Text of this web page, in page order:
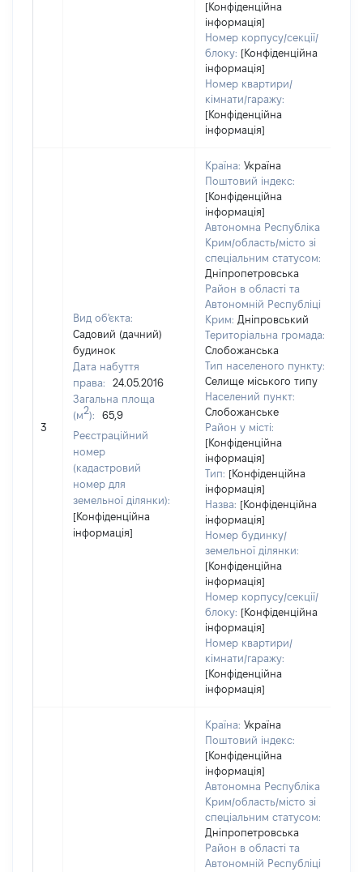
[Конфіденційна
інформація]
Номер корпусу/секції/
блоку: [Конфіденційна
інформація]
Номер квартири/
кімнати/гаражу:
[Конфіденційна
інформація]
3
Вид об'єкта:
Садовий (дачний)
будинок
Дата набуття
права:
24.05.2016
Загальна площа
(м2):
65,9
Реєстраційний
номер
(кадастровий
номер для
земельної ділянки):
[Конфіденційна
інформація]
Країна: Україна
Поштовий індекс:
[Конфіденційна
інформація]
Автономна Республіка
Крим/область/місто зі
спеціальним статусом:
Дніпропетровська
Район в області та
Автономній Республіці
Крим: Дніпровський
Територіальна громада:
Слобожанська
Тип населеного пункту:
Селище міського типу
Населений пункт:
Слобожанське
Район у місті:
[Конфіденційна
інформація]
Тип: [Конфіденційна
інформація]
Назва: [Конфіденційна
інформація]
Номер будинку/
земельної ділянки:
[Конфіденційна
інформація]
Номер корпусу/секції/
блоку: [Конфіденційна
інформація]
Номер квартири/
кімнати/гаражу:
[Конфіденційна
інформація]
Країна: Україна
Поштовий індекс:
[Конфіденційна
інформація]
Автономна Республіка
Крим/область/місто зі
спеціальним статусом:
Дніпропетровська
Район в області та
Автономній Республіці